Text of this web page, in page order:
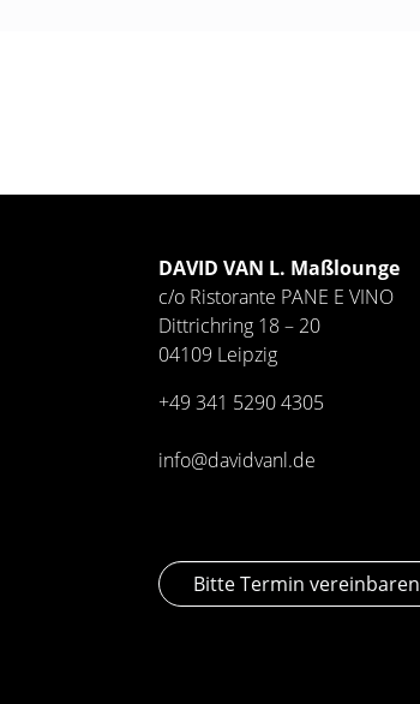
DAVID VAN L. Maßlounge
c/o Ristorante PANE E VINO
Dittrichring 18 – 20
04109 Leipzig
+49 341 5290 4305
info@davidvanl.de
Bitte Termin vereinbaren